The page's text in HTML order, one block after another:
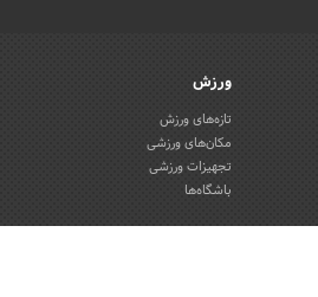
ورزش
تازه‌های ورزش
مکان‌های ورزشی
تجهیزات ورزشی
باشگاه‌ها